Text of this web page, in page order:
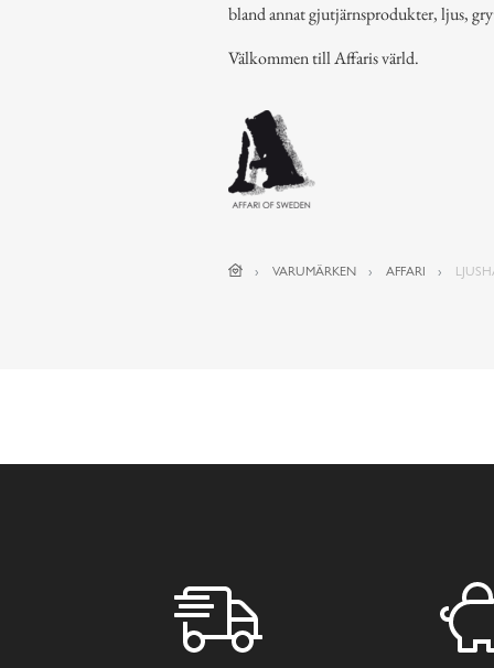
bland annat gjutjärnsprodukter, ljus,
Välkommen till Affaris värld.
VARUMÄRKEN AFFARI